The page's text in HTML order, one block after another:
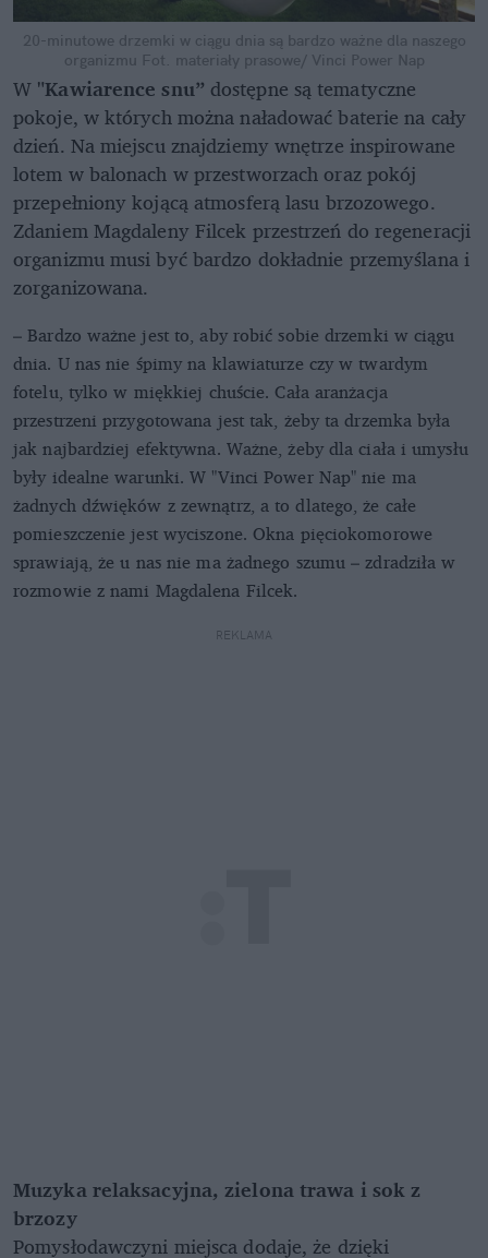
20-minutowe drzemki w ciągu dnia są bardzo ważne dla naszego
organizmu Fot. materiały prasowe/ Vinci Power Nap
W "Kawiarence snu” dostępne są tematyczne
pokoje, w których można naładować baterie na cały
dzień. Na miejscu znajdziemy wnętrze inspirowane
lotem w balonach w przestworzach oraz pokój
przepełniony kojącą atmosferą lasu brzozowego.
Zdaniem Magdaleny Filcek przestrzeń do regeneracji
organizmu musi być bardzo dokładnie przemyślana i
zorganizowana.
– Bardzo ważne jest to, aby robić sobie drzemki w ciągu
dnia. U nas nie śpimy na klawiaturze czy w twardym
fotelu, tylko w miękkiej chuście. Cała aranżacja
przestrzeni przygotowana jest tak, żeby ta drzemka była
jak najbardziej efektywna. Ważne, żeby dla ciała i umysłu
były idealne warunki. W "Vinci Power Nap" nie ma
żadnych dźwięków z zewnątrz, a to dlatego, że całe
pomieszczenie jest wyciszone. Okna pięciokomorowe
sprawiają, że u nas nie ma żadnego szumu – zdradziła w
rozmowie z nami Magdalena Filcek.
REKLAMA
Muzyka relaksacyjna, zielona trawa i sok z
brzozy
Pomysłodawczyni miejsca dodaje, że dzięki